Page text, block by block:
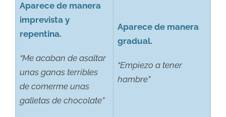
Aparece de manera
imprevista y
repentina.
“Me acaban de asaltar
unas ganas terribles
de comerme unas
galletas de chocolate”
Aparece de manera
gradual.
“Empiezo a tener
hambre”